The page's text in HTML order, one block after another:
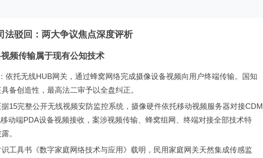
法驳回：两大争议焦点深度评析
频传输属于现有公知技术
依托无线HUB网关，通过蜂窝网络完成摄像设备视频向用户终端传输。国知
备创造性，最高法二审予以全盘纠正。
15完整公开无线视频安防监控系统，摄像硬件依托移动视频服务器对接CDM
动端PDA设备视频接收，案涉视频传输、蜂窝组网、终端对接全部技术特
。
工具书《数字家庭网络技术与应用》载明，民用家庭网关天然集成传感监